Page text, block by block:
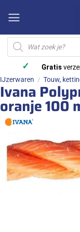
naar
inhoud
Producten
zoeken
✓ Gratis
IJzerwaren / Touw,
Ivana
oranje 100